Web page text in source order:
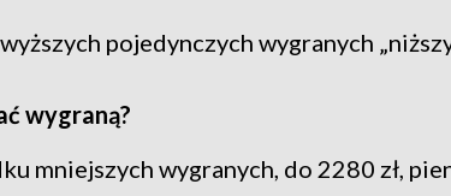
pojedynczych wygranych
wygraną?
mniejszych wygranych, do 2280 zł,